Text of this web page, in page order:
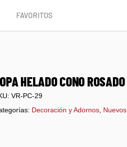
FAVORITOS
HELADO CONO ROSADO
VR-PC-29
Decoración y Adornos, Nuevos